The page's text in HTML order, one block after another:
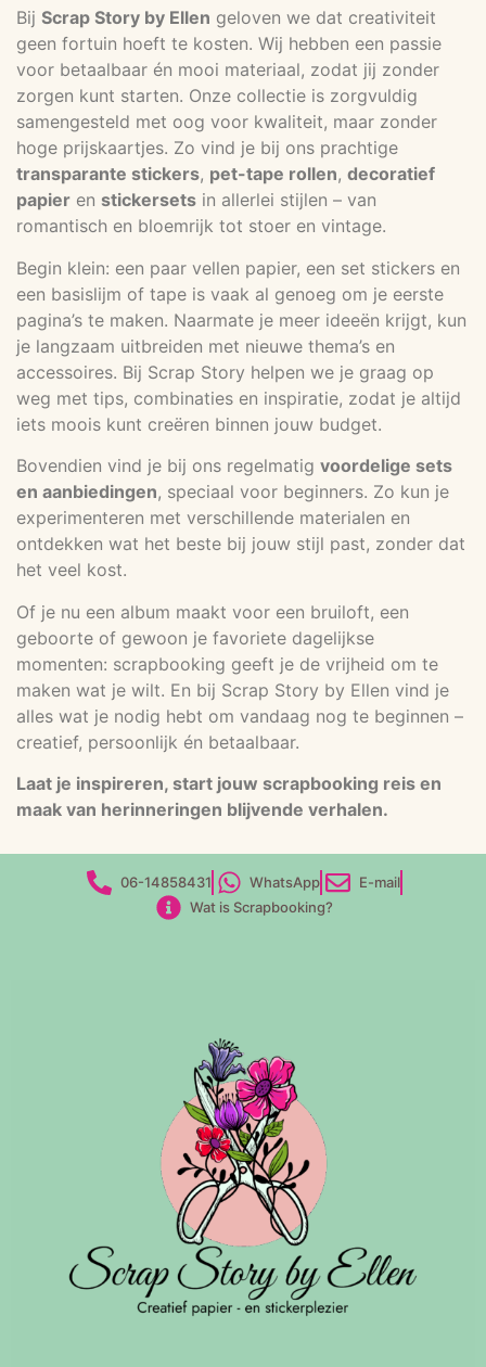
Bij Scrap Story by Ellen geloven we dat creativiteit
geen fortuin hoeft te kosten. Wij hebben een passie
voor betaalbaar én mooi materiaal, zodat jij zonder
zorgen kunt starten. Onze collectie is zorgvuldig
samengesteld met oog voor kwaliteit, maar zonder
hoge prijskaartjes. Zo vind je bij ons prachtige
transparante stickers, pet-tape rollen, decoratief
papier en stickersets in allerlei stijlen – van
romantisch en bloemrijk tot stoer en vintage.
Begin klein: een paar vellen papier, een set stickers en
een basislijm of tape is vaak al genoeg om je eerste
pagina’s te maken. Naarmate je meer ideeën krijgt, kun
je langzaam uitbreiden met nieuwe thema’s en
accessoires. Bij Scrap Story helpen we je graag op
weg met tips, combinaties en inspiratie, zodat je altijd
iets moois kunt creëren binnen jouw budget.
Bovendien vind je bij ons regelmatig voordelige sets
en aanbiedingen, speciaal voor beginners. Zo kun je
experimenteren met verschillende materialen en
ontdekken wat het beste bij jouw stijl past, zonder dat
het veel kost.
Of je nu een album maakt voor een bruiloft, een
geboorte of gewoon je favoriete dagelijkse
momenten: scrapbooking geeft je de vrijheid om te
maken wat je wilt. En bij Scrap Story by Ellen vind je
alles wat je nodig hebt om vandaag nog te beginnen –
creatief, persoonlijk én betaalbaar.
Laat je inspireren, start jouw scrapbooking reis en
maak van herinneringen blijvende verhalen.
06-14858431 WhatsApp
E-mail
Wat is Scrapbooking?